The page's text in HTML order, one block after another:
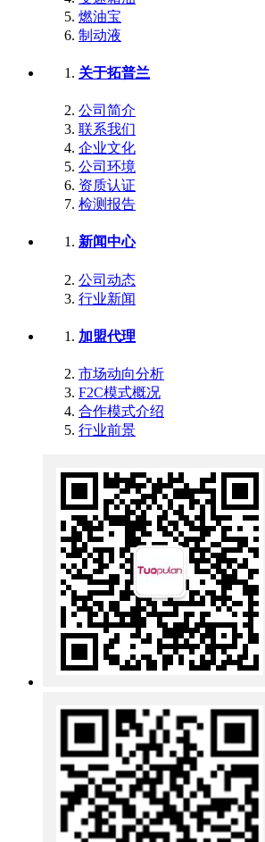
燃油宝
制动液
关于拓普兰
公司简介
联系我们
企业文化
公司环境
资质认证
检测报告
新闻中心
公司动态
行业新闻
加盟代理
市场动向分析
F2C模式概况
合作模式介绍
行业前景